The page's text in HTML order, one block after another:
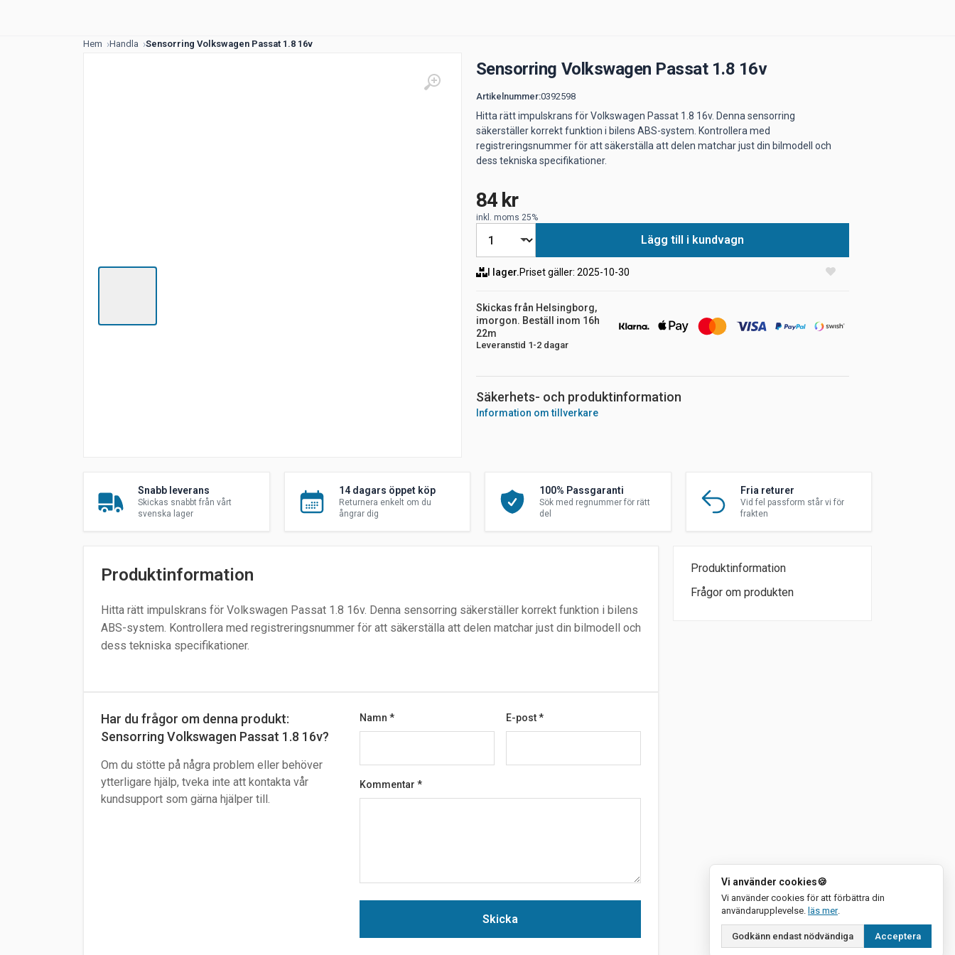
Hem Handla Sensorring Volkswagen Passat 1.8 16v
Sensorring Volkswagen Passat 1.8 16v
Artikelnummer:0392598
Hitta rätt impulskrans för Volkswagen Passat 1.8 16v. Denna sensorring
säkerställer korrekt funktion i bilens ABS-system. Kontrollera med
registreringsnummer för att säkerställa att delen matchar just din bilmodell och
dess tekniska specifikationer.
84 kr
inkl. moms 25%
Lägg till i kundvagn
I lager.Priset gäller: 2025-10-30
Skickas från Helsingborg,
imorgon. Beställ inom 16h
22m
Leveranstid 1-2 dagar
Säkerhets- och produktinformation
Information om tillverkare
Snabb leverans
Skickas snabbt från vårt
svenska lager
14 dagars öppet köp
Returnera enkelt om du
ångrar dig
100% Passgaranti
Sök med regnummer för rätt
del
Fria returer
Vid fel passform står vi för
frakten
Produktinformation
Hitta rätt impulskrans för Volkswagen Passat 1.8 16v. Denna sensorring säkerställer korrekt funktion i bilens
ABS-system. Kontrollera med registreringsnummer för att säkerställa att delen matchar just din bilmodell och
dess tekniska specifikationer.
Har du frågor om denna produkt:
Sensorring Volkswagen Passat 1.8 16v?
Om du stötte på några problem eller behöver
ytterligare hjälp, tveka inte att kontakta vår
kundsupport som gärna hjälper till.
Namn * E-post*
Kommentar *
Skicka
Produktinformation
Frågor om produkten
Vi använder cookies🍪
Vi använder cookies för att förbättra din
användarupplevelse. läs merom vår integritetspolicy
.
Godkänn endast nödvändiga Acceptera